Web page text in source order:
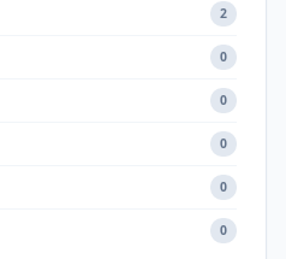
2
0
0
0
0
0